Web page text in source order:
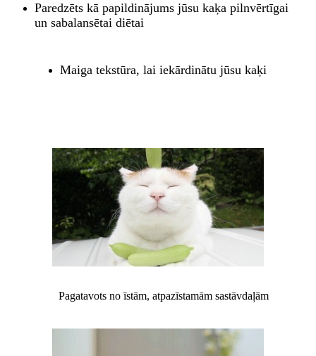
Paredzēts kā papildinājums jūsu kaķa pilnvērtīgai
un sabalansētai diētai
Maiga tekstūra, lai iekārdinātu jūsu kaķi
Pagatavots no īstām, atpazīstamām sastāvdaļām